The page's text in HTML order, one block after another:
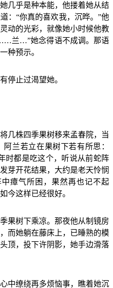
几乎是种本能，他搂着她从结
：“你真的喜欢我，沉晔。”他
动的光彩，就像她小时候他教
兰…”她念得语不成调。那语
种预示。
停止过渴望她。
几株四季果树移来孟春院，当
兰若立在果树下若有所思：
时都是吃这个，听说从前蛇阵
芽开花结果，大约是老天怜悯
瘴气所困，果然再也记不起
今这样已经很好。
果树下乘凉。那夜他从制镜房
而她躺在藤床上，已睡熟的模
顶，投下许阴影，她手边滑落
中缭绕再多烦恼事，瞧着她沉